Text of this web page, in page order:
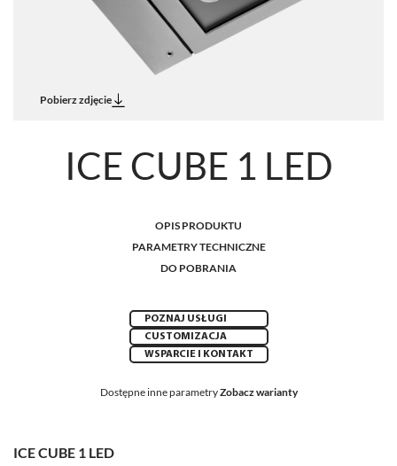
Pobierz zdjęcie
ICE CUBE 1 LED
OPIS PRODUKTU
PARAMETRY TECHNICZNE
DO POBRANIA
POZNAJ USŁUGI
CUSTOMIZACJA
WSPARCIE I KONTAKT
Dostępne inne parametryZobacz warianty
ICE CUBE 1 LED